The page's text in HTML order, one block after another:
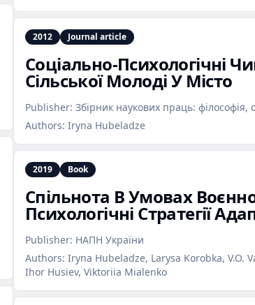
2012 Journal article
Соціально‑Психологічні
Сільської Молоді У Місто
Publisher: Збірник наукових праць: філософія,
Authors: Iryna Hubeladze
2019 Book
Спільнота В Умовах
Психологічні Стратегії
Publisher: НАПН України
Authors: Iryna Hubeladze, Larysa Korobka, V.O.
Ihor Husiev, Viktoriia Mialenko